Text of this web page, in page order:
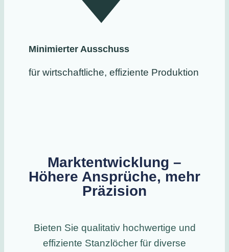
Minimierter Ausschuss
für wirtschaftliche, effiziente Produktion
Marktentwicklung –
Höhere Ansprüche, mehr
Präzision
Bieten Sie qualitativ hochwertige und
effiziente Stanzlöcher für diverse